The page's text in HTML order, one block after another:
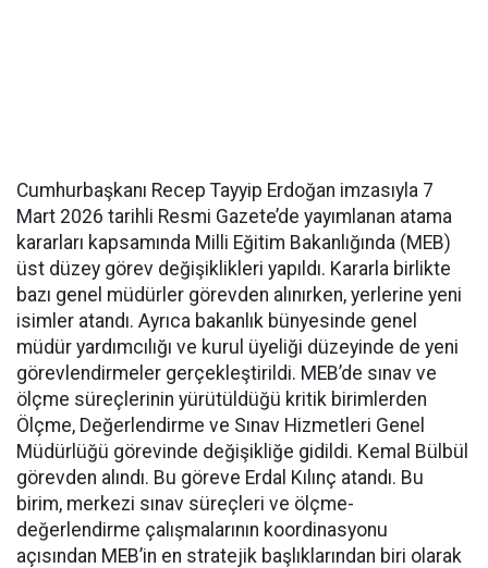
Cumhurbaşkanı Recep Tayyip Erdoğan imzasıyla 7
Mart 2026 tarihli Resmi Gazete’de yayımlanan atama
kararları kapsamında Milli Eğitim Bakanlığında (MEB)
üst düzey görev değişiklikleri yapıldı. Kararla birlikte
bazı genel müdürler görevden alınırken, yerlerine yeni
isimler atandı. Ayrıca bakanlık bünyesinde genel
müdür yardımcılığı ve kurul üyeliği düzeyinde de yeni
görevlendirmeler gerçekleştirildi. MEB’de sınav ve
ölçme süreçlerinin yürütüldüğü kritik birimlerden
Ölçme, Değerlendirme ve Sınav Hizmetleri Genel
Müdürlüğü görevinde değişikliğe gidildi. Kemal Bülbül
görevden alındı. Bu göreve Erdal Kılınç atandı. Bu
birim, merkezi sınav süreçleri ve ölçme-
değerlendirme çalışmalarının koordinasyonu
açısından MEB’in en stratejik başlıklarından biri olarak